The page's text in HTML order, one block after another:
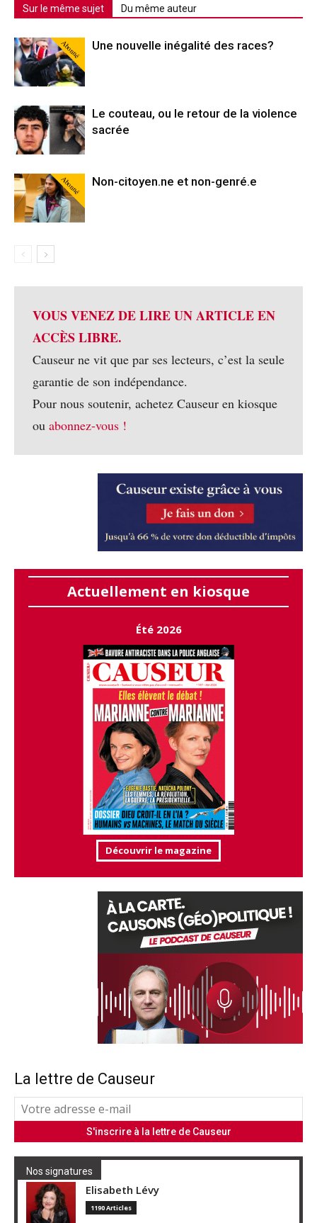
Sur le même sujet Du même auteur
Abonné Une nouvelle inégalité des races?
Le couteau, ou le retour de la violence
sacrée
Abonné Non-citoyen.ne et non-genré.e
VOUS VENEZ DE LIRE UN ARTICLE EN
ACCÈS LIBRE.
Causeur ne vit que par ses lecteurs, c’est la seule
garantie de son indépendance.
Pour nous soutenir, achetez Causeur en kiosque
ou abonnez-vous !
Actuellement en kiosque
Été 2026
Découvrir le magazine
La lettre de Causeur
Nos signatures
Elisabeth Lévy
1190 Articles